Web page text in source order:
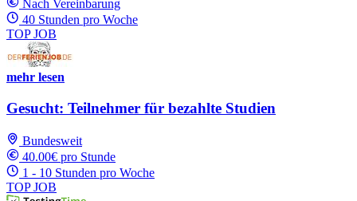
Nach Vereinbarung
40 Stunden pro Woche
TOP JOB
mehr lesen
Gesucht: Teilnehmer für bezahlte Studien
Bundesweit
40.00€ pro Stunde
1 - 10 Stunden pro Woche
TOP JOB